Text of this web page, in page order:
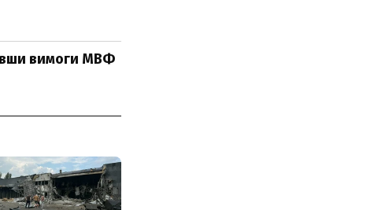
вимоги МВФ